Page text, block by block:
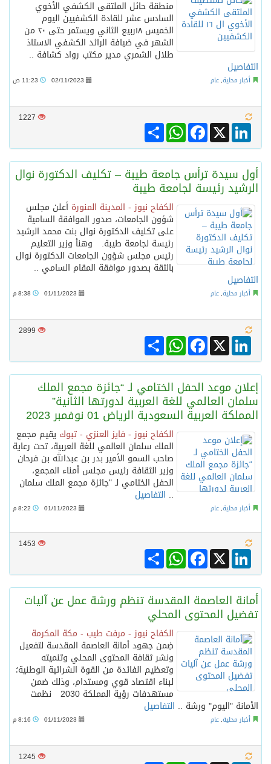
منطقة حائل الملتقى الكشفي الأخوي
السادس عشر للقادة الكشفيين اليوم
الخميس ١٨ربيع الثاني ويستمر حتى ٢٠ من
الشهر في ضيافة الرائد الكشفي الاستاذ
طلال الشمري مدير مكتب رواد كشافة ..
التفاصيل
أخبار محلية, عام 02/11/2023
1227
Share
WhatsAppFacebook X
LinkedIn
أول سيدة ترأس جامعة طيبة – تكليف الدكتورة نوال
الرشيد رئيسة لجامعة طيبة
الكفاح نيوز - المدينة المنورة أعلن مجلس
شؤون الجامعات، صدور الموافقة السامية
على تكليف الدكتورة نوال بنت محمد الرشيد
رئيسة لجامعة طيبة. وهنأ وزير التعليم
رئيس مجلس شؤون الجامعات الدكتورة نوال
بالثقة بصدور موافقة المقام السامي ..
التفاصيل
أخبار محلية, عام 01/11/2023
2899
Share
WhatsAppFacebook X
LinkedIn
إعلان موعد الحفل الختامي لـ “جائزة مجمع الملك
سلمان العالمي للغة العربية لدورتها الثانية”
المملكة العربية السعودية الرياض 01 نوفمبر 2023
الكفاح نيوز - فايز العنزي - تبوك يقيم مجمع
الملك سلمان العالمي للغة العربية، تحت رعاية
صاحب السمو الأمير بدر بن عبدالله بن فرحان
وزير الثقافة رئيس مجلس أمناء المجمع،
الحفل الختامي لـ "جائزة مجمع الملك سلمان
.. التفاصيل
أخبار محلية, عام 01/11/2023
1453
Share
WhatsAppFacebook X
LinkedIn
أمانة العاصمة المقدسة تنظم ورشة عمل عن آليات
تفضيل المحتوى المحلي
الكفاح نيوز - مرفت طيب - مكة المكرمة
ضِمن جهود أمانة العاصمة المقدسة لتفعيل
ونشر ثقافة المحتوى المحلي وتنميته
وتعظيم الفائدة من القوة الشرائية الوطنية؛
لبناء اقتصاد قوي ومستدام، وذلك ضمن
مستهدفات رؤية المملكة 2030 نظمت
الأمانة "اليوم" ورشة .. التفاصيل
أخبار محلية, عام 01/11/2023
1245